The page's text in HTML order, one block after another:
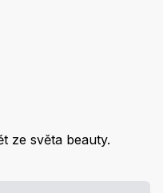
ze světa beauty.